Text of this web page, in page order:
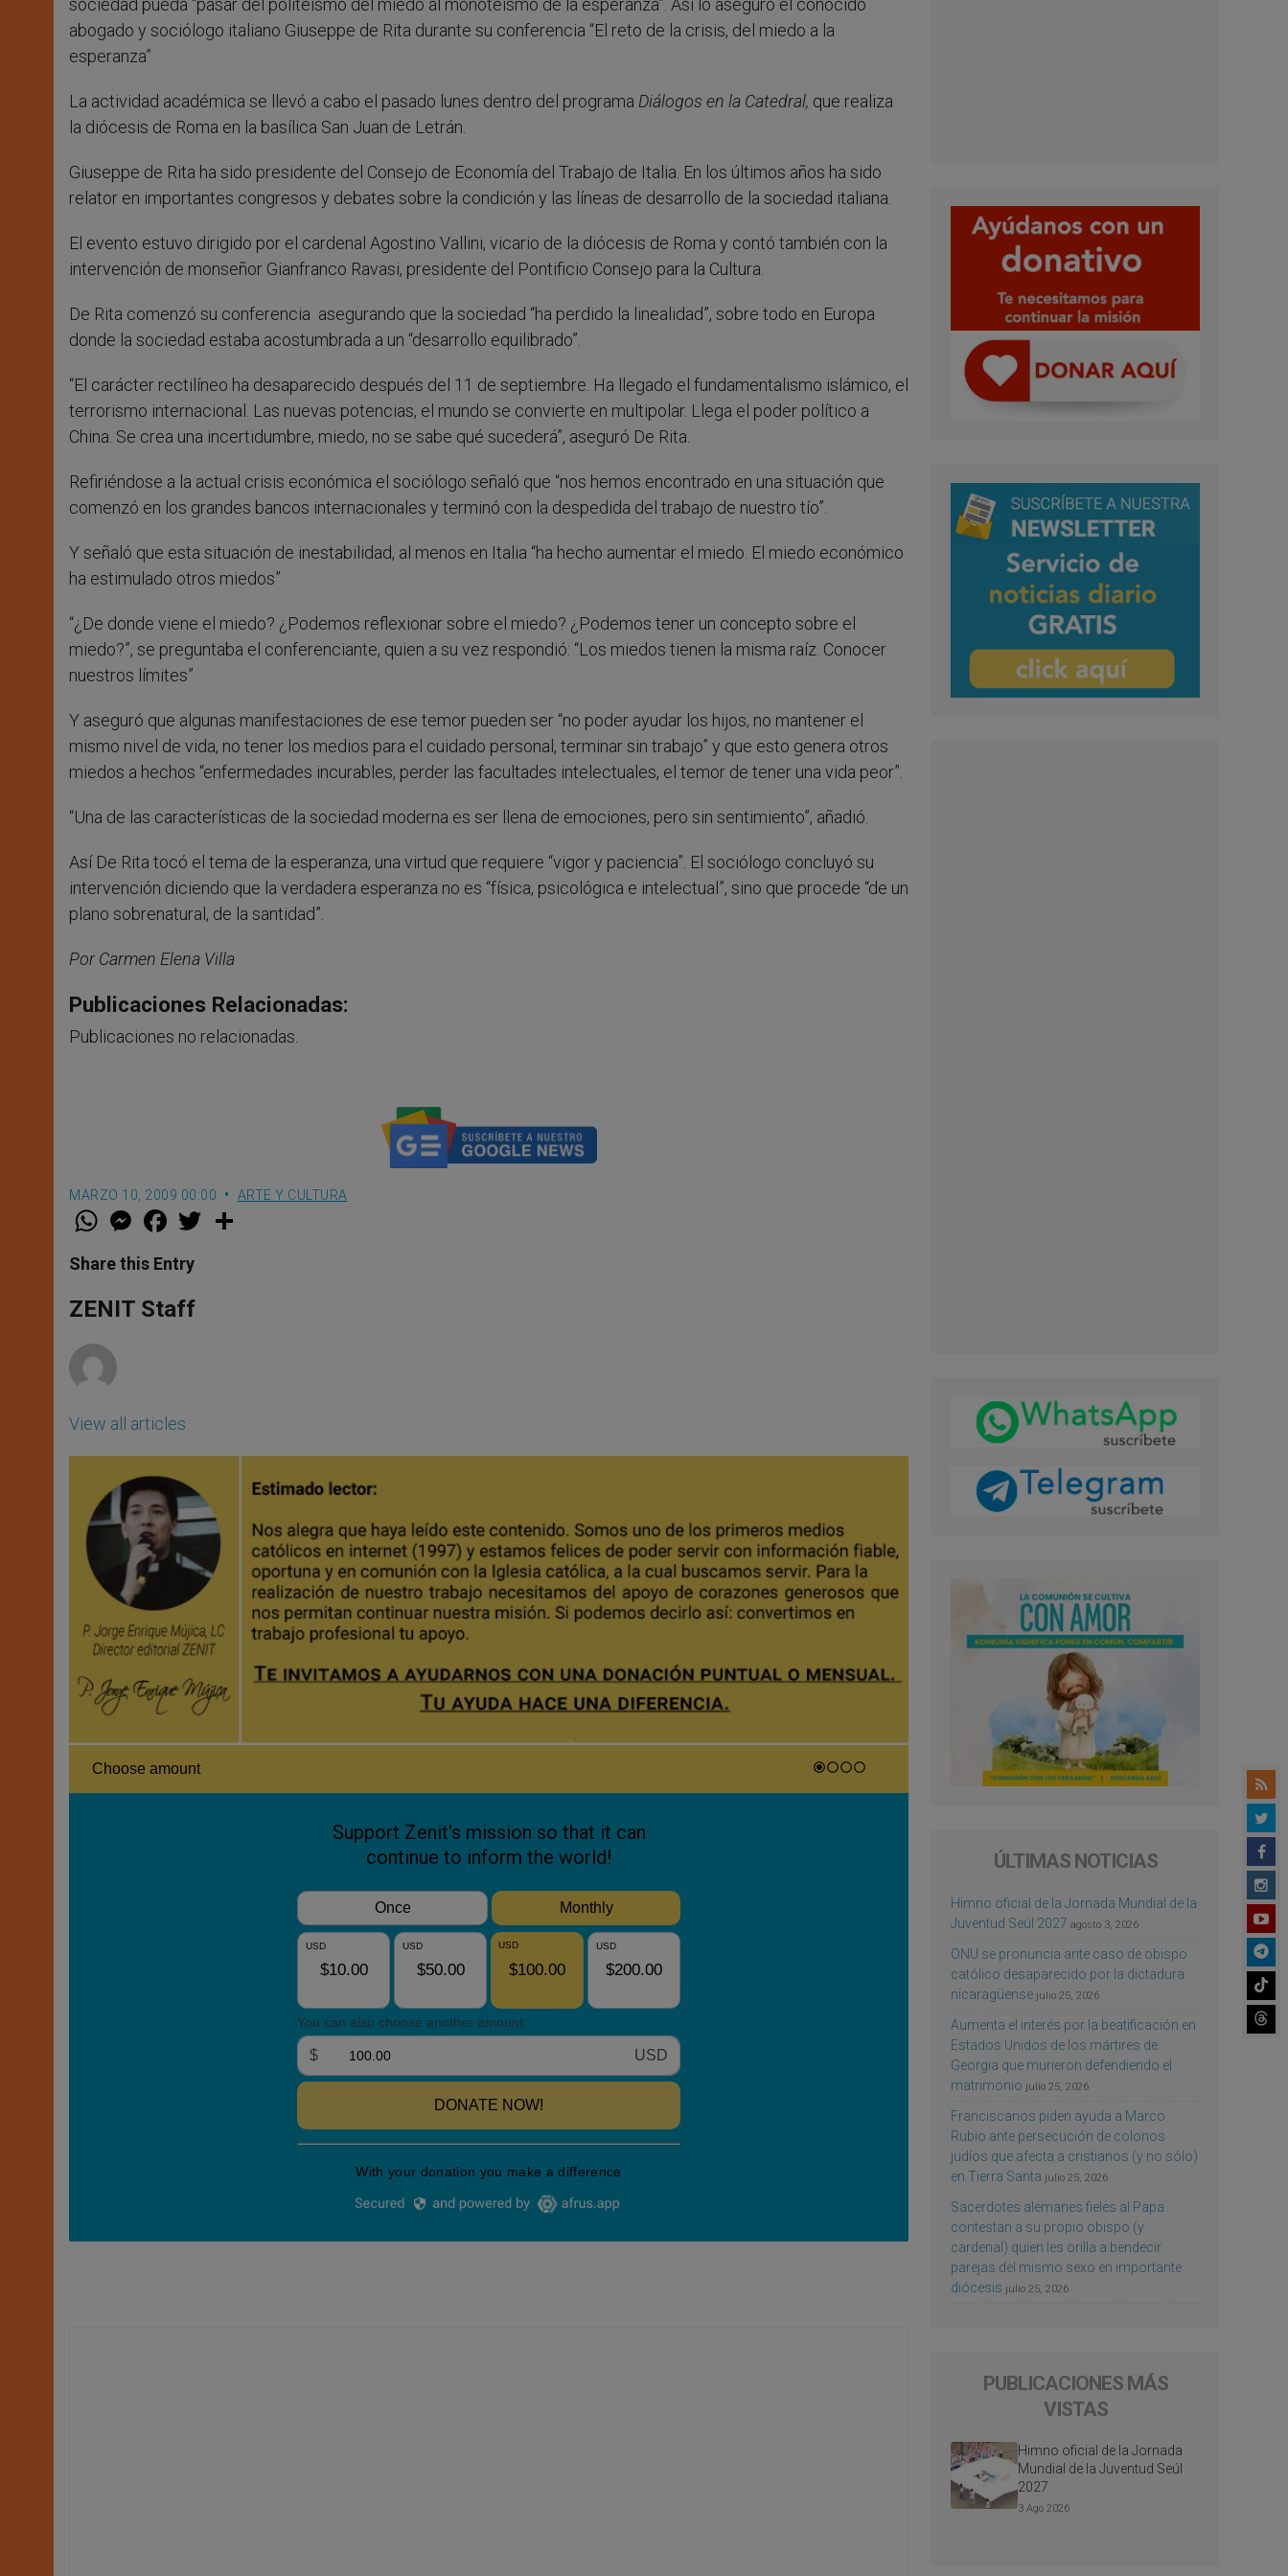
sociedad pueda “pasar del politeísmo del miedo al monoteísmo de la esperanza”. Así lo aseguró el conocido
abogado y sociólogo italiano Giuseppe de Rita durante su conferencia “El reto de la crisis, del miedo a la
esperanza”
La actividad académica se llevó a cabo el pasado lunes dentro del programa Diálogos en la Catedral, que realiza
la diócesis de Roma en la basílica San Juan de Letrán.
Giuseppe de Rita ha sido presidente del Consejo de Economía del Trabajo de Italia. En los últimos años ha sido
relator en importantes congresos y debates sobre la condición y las líneas de desarrollo de la sociedad italiana.
El evento estuvo dirigido por el cardenal Agostino Vallini, vicario de la diócesis de Roma y contó también con la
intervención de monseñor Gianfranco Ravasi, presidente del Pontificio Consejo para la Cultura.
De Rita comenzó su conferencia asegurando que la sociedad “ha perdido la linealidad”, sobre todo en Europa
donde la sociedad estaba acostumbrada a un “desarrollo equilibrado”.
“El carácter rectilíneo ha desaparecido después del 11 de septiembre. Ha llegado el fundamentalismo islámico, el
terrorismo internacional. Las nuevas potencias, el mundo se convierte en multipolar. Llega el poder político a
China. Se crea una incertidumbre, miedo, no se sabe qué sucederá”, aseguró De Rita.
Refiriéndose a la actual crisis económica el sociólogo señaló que “nos hemos encontrado en una situación que
comenzó en los grandes bancos internacionales y terminó con la despedida del trabajo de nuestro tío”.
Y señaló que esta situación de inestabilidad, al menos en Italia “ha hecho aumentar el miedo. El miedo económico
ha estimulado otros miedos”
“¿De donde viene el miedo? ¿Podemos reflexionar sobre el miedo? ¿Podemos tener un concepto sobre el
miedo?”, se preguntaba el conferenciante, quien a su vez respondió: “Los miedos tienen la misma raíz. Conocer
nuestros límites”
Y aseguró que algunas manifestaciones de ese temor pueden ser “no poder ayudar los hijos, no mantener el
mismo nivel de vida, no tener los medios para el cuidado personal, terminar sin trabajo” y que esto genera otros
miedos a hechos “enfermedades incurables, perder las facultades intelectuales, el temor de tener una vida peor”.
“Una de las características de la sociedad moderna es ser llena de emociones, pero sin sentimiento”, añadió.
Así De Rita tocó el tema de la esperanza, una virtud que requiere “vigor y paciencia”. El sociólogo concluyó su
intervención diciendo que la verdadera esperanza no es “física, psicológica e intelectual”, sino que procede “de un
plano sobrenatural, de la santidad”.
Por Carmen Elena Villa
Publicaciones Relacionadas:
Publicaciones no relacionadas.
MARZO 10, 2009 00:00 ARTE Y CULTURA
W
t
s
p
p
M
e
s
e
g
e
F
a
e
b
o
k
w
Share this Entry
ZENIT Staff
View all articles
ÚLTIMAS NOTICIAS
Himno oficial de la Jornada Mundial de la
Juventud Seúl 2027 agosto 3, 2026
ONU se pronuncia ante caso de obispo
católico desaparecido por la dictadura
nicaragüense julio 25, 2026
Aumenta el interés por la beatificación en
Estados Unidos de los mártires de
Georgia que murieron defendiendo el
matrimonio julio 25, 2026
Franciscanos piden ayuda a Marco
Rubio ante persecución de colonos
judíos que afecta a cristianos (y no sólo)
en Tierra Santa julio 25, 2026
Sacerdotes alemanes fieles al Papa
contestan a su propio obispo (y
cardenal) quien les orilla a bendecir
parejas del mismo sexo en importante
diócesis julio 25, 2026
PUBLICACIONES MÁS
VISTAS
Himno oficial de la Jornada
Mundial de la Juventud Seúl
2027
3 Ago 2026